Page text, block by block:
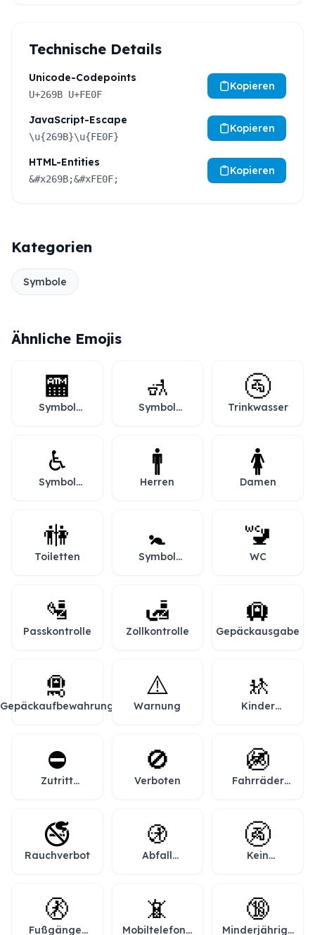
Technische Details
Unicode-Codepoints
U+269B U+FE0F
Kopieren
JavaScript-Escape
\u{269B}\u{FE0F}
Kopieren
HTML-Entities
&#x269B;&#xFE0F;
Kopieren
Kategorien
Symbole
Ähnliche Emojis
🏧
Symbol
🚮
Symbol
🚰
Trinkwasser
♿
Symbol
🚹
Herren
🚺
Damen
🚻
Toiletten
🚼
Symbol
🚾
WC
🛂
Passkontrolle
🛃
Zollkontrolle
🛄
Gepäckausgabe
🛅
Gepäckaufbewahrung
⚠️
Warnung
🚸
Kinder
⛔
Zutritt
🚫
Verboten
🚳
Fahrräder
🚭
Rauchverbot
🚯
Abfall
🚱
Kein
🚷
Fußgänger
📵
Mobiltelefone
🔞
Minderjährige